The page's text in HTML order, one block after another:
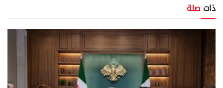
ذات صلة